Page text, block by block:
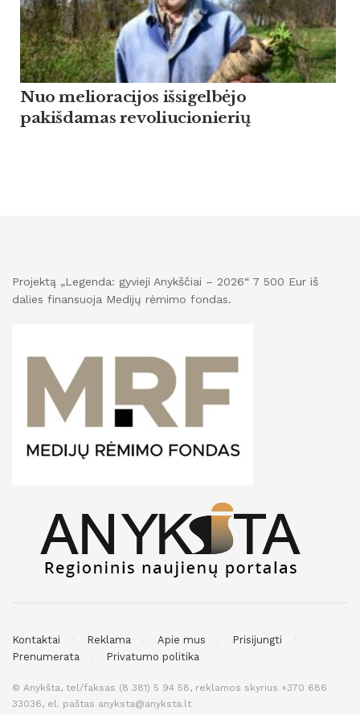
Nuo melioracijos išsigelbėjo
pakišdamas revoliucionierių
Projektą „Legenda: gyvieji Anykščiai – 2026“ 7 500 Eur iš
dalies finansuoja Medijų rėmimo fondas.
Kontaktai Reklama Apie mus
Prisijungti
Prenumerata
Privatumo politika
© Anykšta, tel/faksas (8 381) 5 94 58, reklamos skyrius +370 686
33036, el. paštas anyksta@anyksta.lt